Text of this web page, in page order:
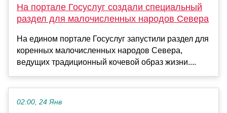
На портале Госуслуг создали специальный
раздел для малочисленных народов Севера
На едином портале Госуслуг запустили раздел для
коренных малочисленных народов Севера,
ведущих традиционный кочевой образ жизни....
02:00, 24 Янв